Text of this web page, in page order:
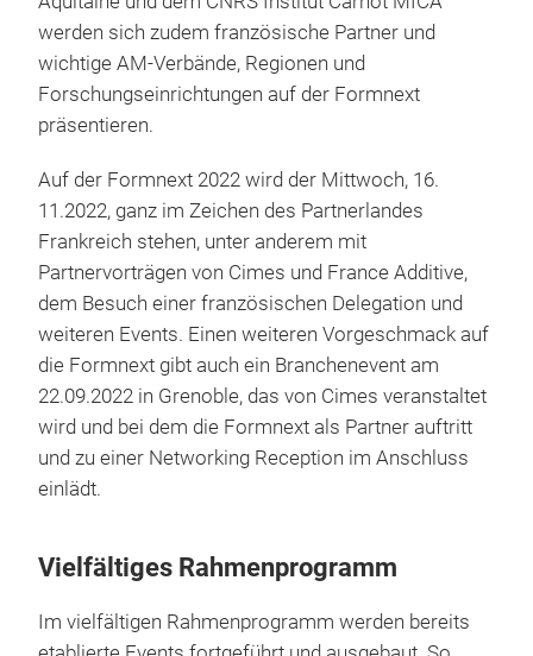
werden sich zudem französische Partner und
wichtige AM-Verbände, Regionen und
Forschungseinrichtungen auf der Formnext
präsentieren.
Auf der Formnext 2022 wird der Mittwoch, 16.
11.2022, ganz im Zeichen des Partnerlandes
Frankreich stehen, unter anderem mit
Partnervorträgen von Cimes und France Additive,
dem Besuch einer französischen Delegation und
weiteren Events. Einen weiteren Vorgeschmack auf
die Formnext gibt auch ein Branchenevent am
22.09.2022 in Grenoble, das von Cimes veranstaltet
wird und bei dem die Formnext als Partner auftritt
und zu einer Networking Reception im Anschluss
einlädt.
Vielfältiges Rahmenprogramm
Im vielfältigen Rahmenprogramm werden bereits